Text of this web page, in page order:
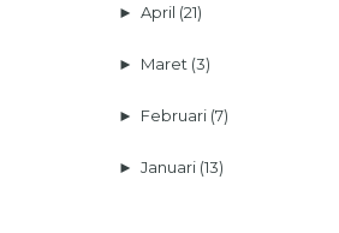
► April (21)
► Maret (3)
► Februari (7)
► Januari (13)